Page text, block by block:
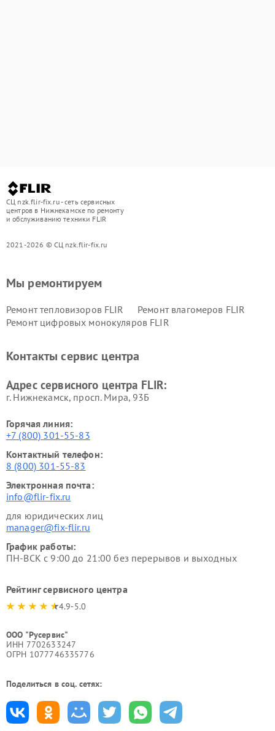
СЦ nzk.flir-fix.ru - сеть сервисных
центров в Нижнекамске по ремонту
и обслуживанию техники FLIR
2021-2026 © СЦ nzk.flir-fix.ru
Мы ремонтируем
Ремонт тепловизоров FLIR
Ремонт влагомеров FLIR
Ремонт цифровых монокуляров FLIR
Контакты сервис центра
Адрес сервисного центра FLIR:
г. Нижнекамск, просп. Мира, 93Б
Горячая линия:
+7 (800) 301-55-83
Контактный телефон:
8 (800) 301-55-83
Электронная почта:
info@flir-fix.ru
для юридических лиц
manager@fix-flir.ru
График работы:
ПН-ВСК с 9:00 до 21:00 без перерывов и выходных
Рейтинг сервисного центра
4.9-5.0
ООО "Русервис"
ИНН 7702633247
ОГРН 1077746335776
Поделиться в соц. сетях: